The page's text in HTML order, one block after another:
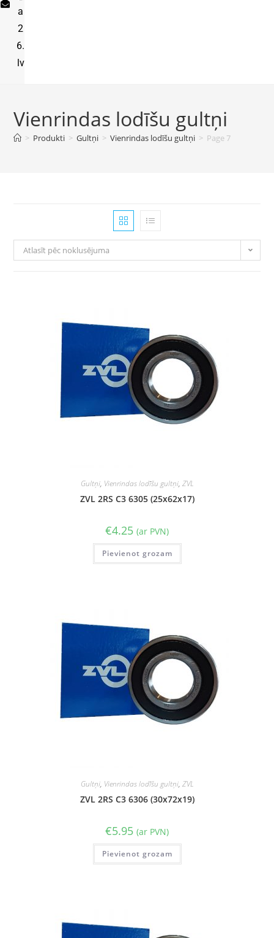
a
2
6.
lv
Vienrindas lodīšu gultņi
> Produkti > Gultņi > Vienrindas lodīšu gultņi > Page 7
Atlasīt pēc noklusējuma
Gultņi, Vienrindas lodīšu gultņi, ZVL
ZVL 2RS C3 6305 (25x62x17)
€4.25 (ar PVN)
Pievienot grozam
Gultņi, Vienrindas lodīšu gultņi, ZVL
ZVL 2RS C3 6306 (30x72x19)
€5.95 (ar PVN)
Pievienot grozam